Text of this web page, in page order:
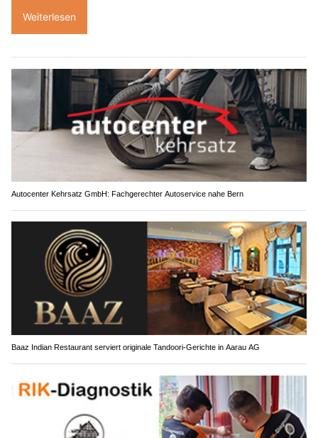
Weiterlesen
Autocenter Kehrsatz GmbH: Fachgerechter Autoservice nahe Bern
Baaz Indian Restaurant serviert originale Tandoori-Gerichte in Aarau AG